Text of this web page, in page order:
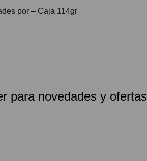
por – Caja 114gr
para novedades y ofertas